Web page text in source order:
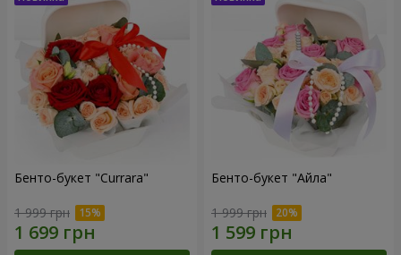
Бенто-букет "Currara"
1 999 грн
Бенто-букет "Айла"
1 999 грн